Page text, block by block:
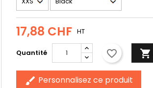
17,88 CHF HT
Quantité favorite_border 
brush Personnalisez ce produit